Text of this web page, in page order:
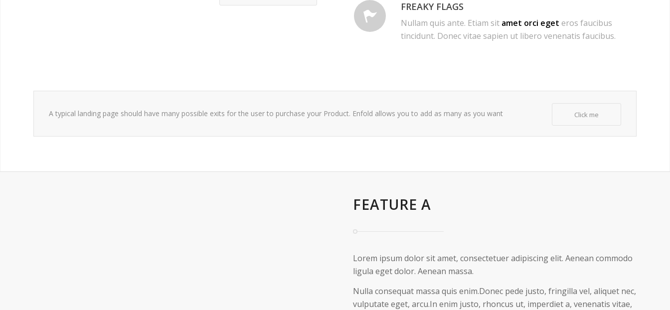
FREAKY FLAGS
Nullam quis ante. Etiam sit amet orci eget eros faucibus
tincidunt. Donec vitae sapien ut libero venenatis faucibus.
A typical landing page should have many possible exits for the user to purchase your Product. Enfold allows you to add as many as you want Click me
FEATURE A
Lorem ipsum dolor sit amet, consectetuer adipiscing elit. Aenean commodo
ligula eget dolor. Aenean massa.
Nulla consequat massa quis enim.Donec pede justo, fringilla vel, aliquet nec,
vulputate eget, arcu.In enim justo, rhoncus ut, imperdiet a, venenatis vitae,